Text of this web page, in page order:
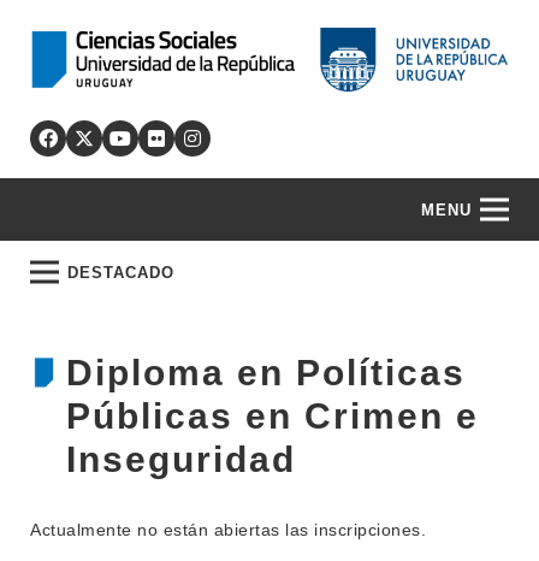
MENU
DESTACADO
Diploma en Políticas
Públicas en Crimen e
Inseguridad
Actualmente no están abiertas las inscripciones.